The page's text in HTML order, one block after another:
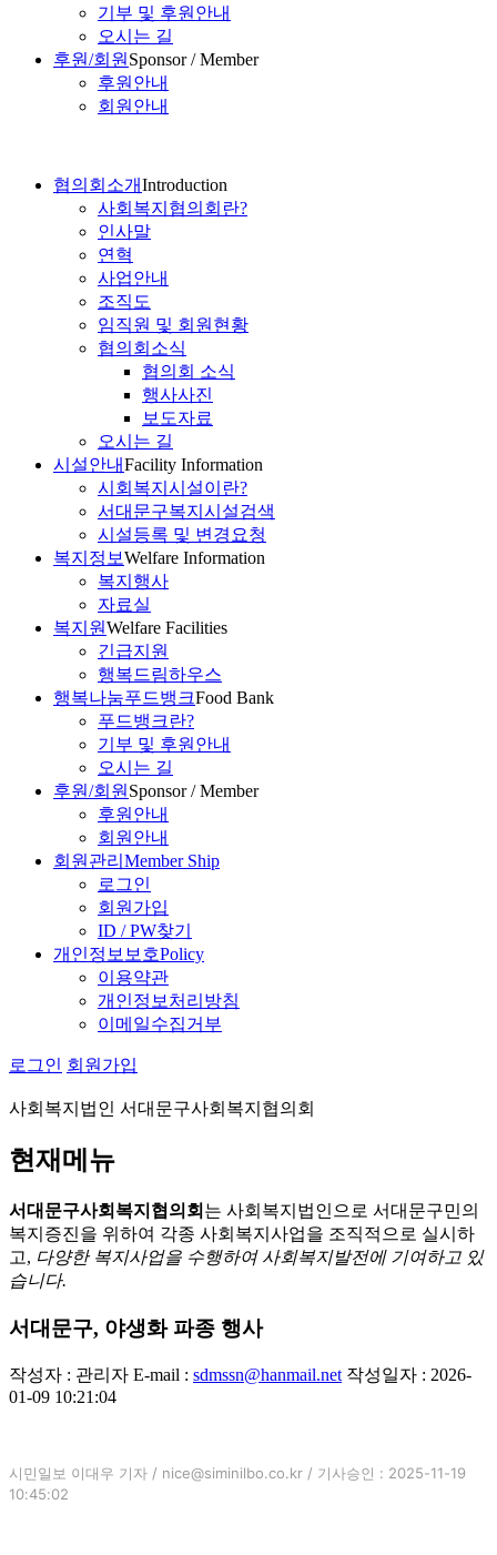
기부 및 후원안내
오시는 길
후원/회원 Sponsor / Member
후원안내
회원안내
협의회소개Introduction
사회복지협의회란?
인사말
연혁
사업안내
조직도
임직원 및 회원현황
협의회소식
협의회 소식
행사사진
보도자료
오시는 길
시설안내Facility Information
시회복지시설이란?
서대문구복지시설검색
시설등록 및 변경요청
복지정보Welfare Information
복지행사
자료실
복지원Welfare Facilities
긴급지원
행복드림하우스
행복나눔푸드뱅크Food Bank
푸드뱅크란?
기부 및 후원안내
오시는 길
후원/회원 Sponsor / Member
후원안내
회원안내
회원관리 Member Ship
로그인
회원가입
ID / PW찾기
개인정보보호Policy
이용약관
개인정보처리방침
이메일수집거부
로그인 회원가입
사회복지법인 서대문구사회복지협의회
현재메뉴
서대문구사회복지협의회 는 사회복지법인으로 서대문구민의
복지증진을 위하여 각종 사회복지사업을 조직적으로 실시하
고, 다양한 복지사업을 수행하여 사회복지발전에 기여하고 있
습니다.
서대문구, 야생화 파종 행사
작성자 : 관리자 E-mail : sdmssn@hanmail.net 작성일자 : 2026-
01-09 10:21:04
시민일보 이대우 기자 / nice@siminilbo.co.kr / 기사승인 : 2025-11-19
10:45:02